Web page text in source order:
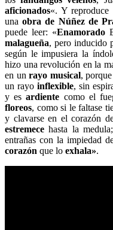
aficionados«. Y
unaobra de Núñez de
puede leer: «Enamorado
malagueña, pero inducido
según le impusiera la
hizo una revolución en la
en unrayo musical,
un rayo inflexible, sin
y esardiente como el
floreos, como si le faltase
y clavarse en el corazón
estremece hasta la
entrañas con la impiedad
corazón que lo exhala».